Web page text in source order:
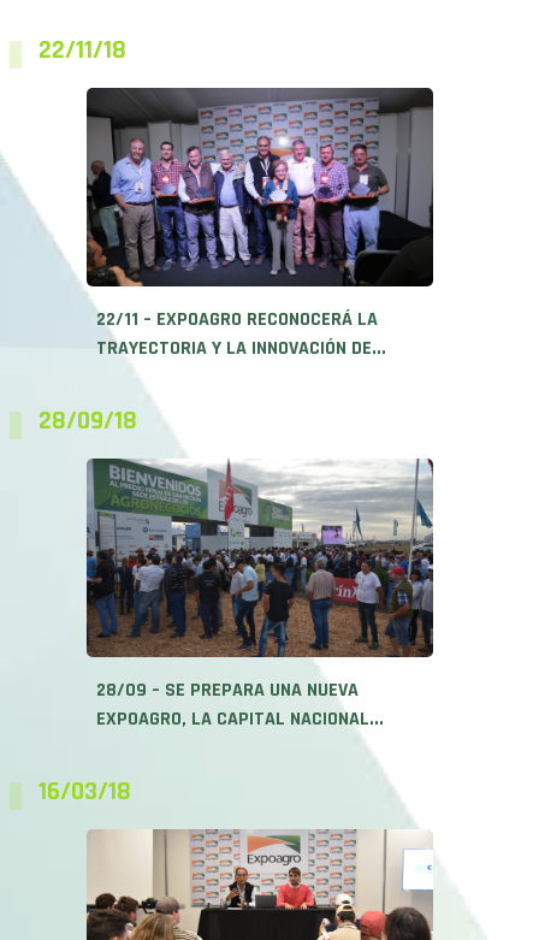
22/11/18
22/11 – EXPOAGRO RECONOCERÁ LA
TRAYECTORIA Y LA INNOVACIÓN DE...
28/09/18
28/09 – SE PREPARA UNA NUEVA
EXPOAGRO, LA CAPITAL NACIONAL...
16/03/18